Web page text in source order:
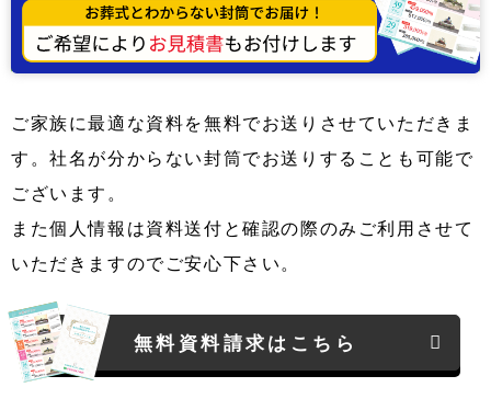
ご家族に最適な資料を無料でお送りさせていただきま
す。社名が分からない封筒でお送りすることも可能で
ございます。
また個人情報は資料送付と確認の際のみご利用させて
いただきますのでご安心下さい。
無料資料請求はこちら